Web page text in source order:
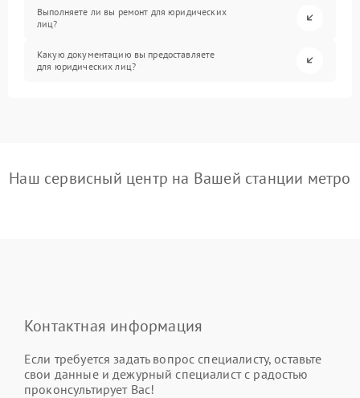
Выполняете ли вы ремонт для юридических
лиц?
Какую документацию вы предоставляете
для юридических лиц?
Наш сервисный центр на Вашей станции метро
Контактная информация
Если требуется задать вопрос специалисту, оставьте
свои данные и дежурный специалист с радостью
проконсультирует Вас!